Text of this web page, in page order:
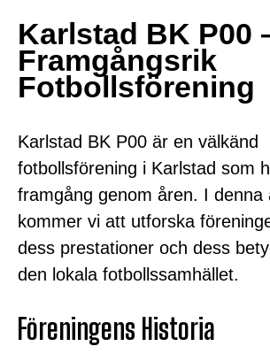
Karlstad BK P00
Framgångsrik
Fotbollsförening
Karlstad BK P00 är en välkänd
fotbollsförening i Karlstad som
framgång genom åren. I denna
kommer vi att utforska
dess prestationer och dess
den lokala fotbollssamhället.
Föreningens Historia